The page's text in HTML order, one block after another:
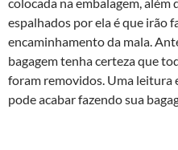
espalhados por ela é que irão
encaminhamento da mala.
bagagem tenha certeza que
foram removidos. Uma leitura
pode acabar fazendo sua